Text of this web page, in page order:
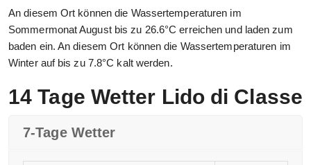
An diesem Ort können die Wassertemperaturen im
Sommermonat August bis zu 26.6°C erreichen und laden zum
baden ein. An diesem Ort können die Wassertemperaturen im
Winter auf bis zu 7.8°C kalt werden.
14 Tage Wetter Lido di Classe
7-Tage Wetter